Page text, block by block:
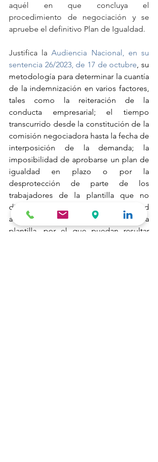
aquél en que concluya el
procedimiento de negociación y se
apruebe el definitivo Plan de Igualdad.
Justifica la Audiencia Nacional, en su
sentencia 26/2023, de 17 de octubre, su
metodología para determinar la cuantía
de la indemnización en varios factores,
tales como la reiteración de la
conducta empresarial; el tiempo
transcurrido desde la constitución de la
comisión negociadora hasta la fecha de
interposición de la demanda; la
imposibilidad de aprobarse un plan de
igualdad en plazo o por la
desprotección de parte de los
trabajadores de la plantilla que no
disponen de un Plan de Igualdad
actualizado, y aplicable a toda la
plantilla, por el que puedan resultar